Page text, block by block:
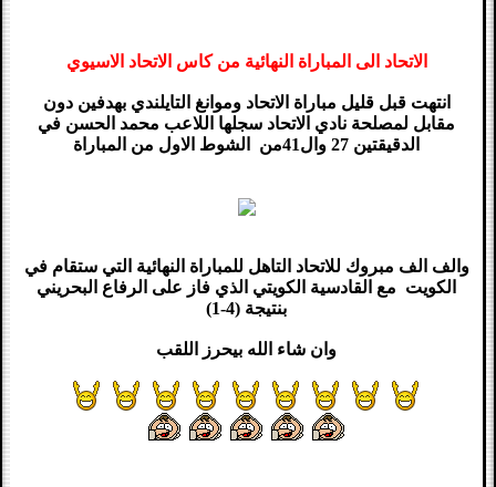
الاتحاد الى المباراة النهائية من كاس الاتحاد الاسيوي
انتهت قبل قليل مباراة الاتحاد وموانغ التايلندي بهدفين دون
مقابل لمصلحة نادي الاتحاد سجلها اللاعب محمد الحسن في
الدقيقتين 27 وال41من الشوط الاول من المباراة
والف الف مبروك للاتحاد التاهل للمباراة النهائية التي ستقام في
الكويت مع القادسية الكويتي الذي فاز على الرفاع البحريني
بنتيجة (4-1)
وان شاء الله بيحرز اللقب